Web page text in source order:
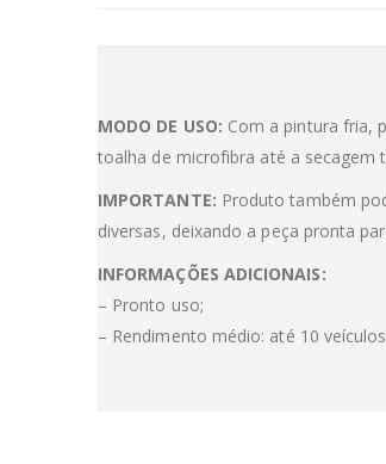
MODO DE USO: Com a pintura fria,
toalha de microfibra até a secagem
IMPORTANTE: Produto também
diversas, deixando a peça pronta
INFORMAÇÕES ADICIONAIS:
– Pronto uso;
– Rendimento médio: até 10